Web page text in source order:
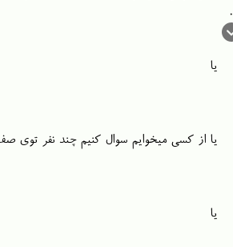
0
یا
یا از کسی‌ میخوایم سوال کنیم چند نفر توی
یا